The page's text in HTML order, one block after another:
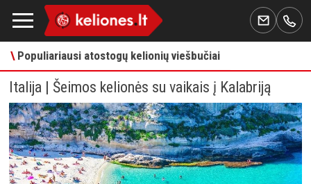
\Populiariausi atostogų kelionių viešbučiai
Italija | Šeimos kelionės su vaikais į Kalabriją